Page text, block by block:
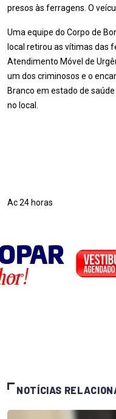
presos às ferragens. O
Uma equipe do Corpo de
local retirou as vítimas das
Atendimento Móvel de
um dos criminosos e o
Branco em estado de
no local.
Ac 24 horas
NOTÍCIAS